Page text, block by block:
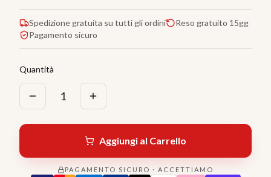
Spedizione gratuita su tutti gli ordini
Reso gratuito 15gg
Pagamento sicuro
Quantità
1
Aggiungi al Carrello
PAGAMENTO SICURO · ACCETTIAMO